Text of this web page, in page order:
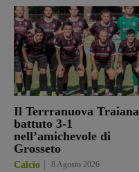
Il Terrranuova Traiana
battuto 3-1
nell’amichevole di
Grosseto
Calcio 8 Agosto 2026